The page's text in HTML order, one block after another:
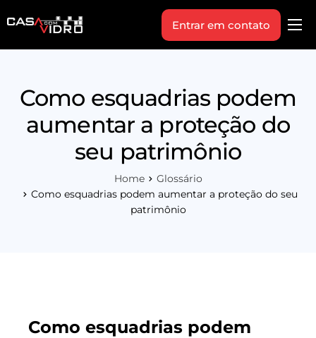
Produtos
Indique+
Blog
Vagas
Entrar em contato
Como esquadrias podem
aumentar a proteção do
seu patrimônio
Home
Glossário
Como esquadrias podem aumentar a proteção do seu
patrimônio
Como esquadrias podem